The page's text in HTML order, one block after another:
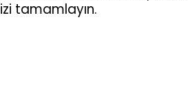
tamamlayın.